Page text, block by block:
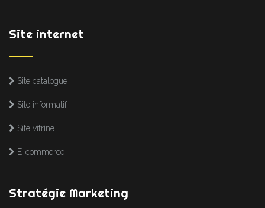
Site internet
Site catalogue
Site informatif
Site vitrine
E-commerce
Stratégie Marketing